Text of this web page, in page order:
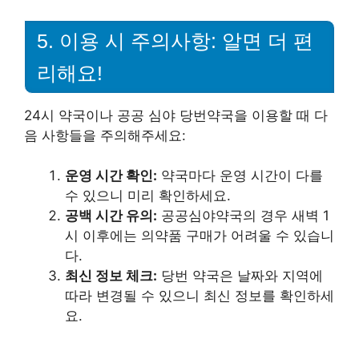
5. 이용 시 주의사항: 알면 더 편
리해요!
24시 약국이나 공공 심야 당번약국을 이용할 때 다
음 사항들을 주의해주세요:
운영 시간 확인: 약국마다 운영 시간이 다를
수 있으니 미리 확인하세요.
공백 시간 유의: 공공심야약국의 경우 새벽 1
시 이후에는 의약품 구매가 어려울 수 있습니
다.
최신 정보 체크: 당번 약국은 날짜와 지역에
따라 변경될 수 있으니 최신 정보를 확인하세
요.